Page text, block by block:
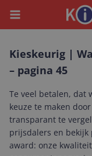
Menu
Kieskeurig |
– pagina 45
Te veel betalen, dat
keuze te maken
transparant te
prijsdalers en bekijk
award: onze